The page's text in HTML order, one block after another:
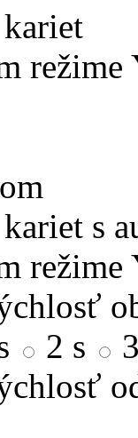
režime
s
režime
2 s